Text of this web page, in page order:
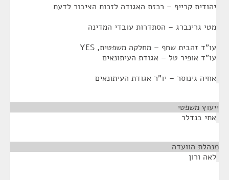
יהודית קרייף – רכזת האגודה לזכות הציבור לדעת
מטי גרינברג – הסתדרות עובדי המדינה
עו"ד זהבית שחף – מחלקה משפטית, YES
עו"ד אופיר טל – אגודת העיתונאים
אחיה גינוסר – יו"ר אגודת העיתונאים
ייעוץ משפטי
אתי בנדלר
מנהלת הוועדה
לאה ורון